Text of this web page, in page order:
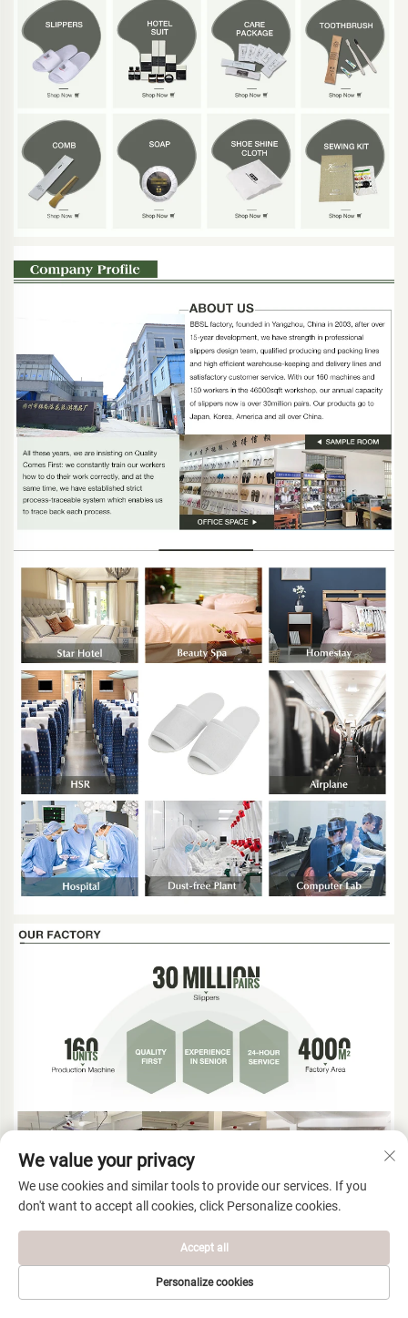
CORREU
We value your privacy
We use cookies and similar tools to provide our services. If you
don't want to accept all cookies, click Personalize cookies.
Personalize cookies
Accept all